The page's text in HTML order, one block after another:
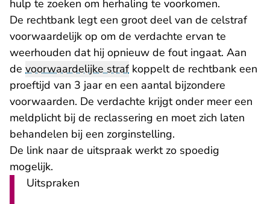
hulp te zoeken om herhaling te voorkomen.
De rechtbank legt een groot deel van de celstraf
voorwaardelijk op om de verdachte ervan te
weerhouden dat hij opnieuw de fout ingaat. Aan
de voorwaardelijke strafkoppelt de rechtbank een
proeftijd van 3 jaar en een aantal bijzondere
voorwaarden. De verdachte krijgt onder meer een
meldplicht bij de reclassering en moet zich laten
behandelen bij een zorginstelling.
De link naar de uitspraak werkt zo spoedig
mogelijk.
Uitspraken